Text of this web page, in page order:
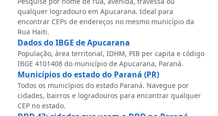
qualquer logradouro em Apucarana. Ideal para
encontrar CEPs de endereços no mesmo município da
Rua Haiti.
Dados do IBGE de Apucarana
População, área territorial, IDHM, PIB per capita e código
IBGE 4101408 do município de Apucarana, Paraná.
Municípios do estado do Paraná (PR)
Todos os municípios do estado Paraná. Navegue por
cidades, bairros e logradouros para encontrar qualquer
CEP no estado.